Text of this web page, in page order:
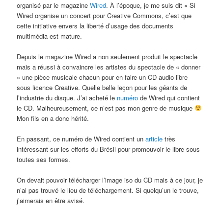
organisé par le magazineWired. À l’époque, je me suis dit « Si
Wired organise un concert pour Creative Commons, c’est que
cette initiative envers la liberté d’usage des documents
multimédia est mature.
Depuis le magazine Wired a non seulement produit le spectacle
mais a réussi à convaincre les artistes du spectacle de « donner
» une pièce musicale chacun pour en faire un CD audio libre
sous licence Creative. Quelle belle leçon pour les géants de
l’industrie du disque. J’ai acheté le numéro de Wired qui contient
le CD. Malheureusement, ce n’est pas mon genre de musique
Mon fils en a donc hérité.
En passant, ce numéro de Wired contient unarticle très
intéressant sur les efforts du Brésil pour promouvoir le libre sous
toutes ses formes.
On devait pouvoir télécharger l’image iso du CD mais à ce jour, je
n’ai pas trouvé le lieu de téléchargement. Si quelqu’un le trouve,
j’aimerais en être avisé.